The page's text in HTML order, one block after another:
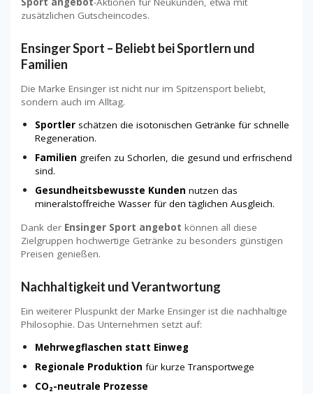
zusätzlichen Gutscheincodes.
Ensinger Sport – Beliebt bei Sportlern und
Familien
Die Marke Ensinger ist nicht nur im Spitzensport beliebt,
sondern auch im Alltag.
Sportler schätzen die isotonischen Getränke für schnelle
Regeneration.
Familien greifen zu Schorlen, die gesund und erfrischend
sind.
Gesundheitsbewusste Kunden nutzen das
mineralstoffreiche Wasser für den täglichen Ausgleich.
Dank der Ensinger Sport angebot können all diese
Zielgruppen hochwertige Getränke zu besonders günstigen
Preisen genießen.
Nachhaltigkeit und Verantwortung
Ein weiterer Pluspunkt der Marke Ensinger ist die nachhaltige
Philosophie. Das Unternehmen setzt auf:
Mehrwegflaschen statt Einweg
Regionale Produktion für kurze Transportwege
CO₂-neutrale Prozesse